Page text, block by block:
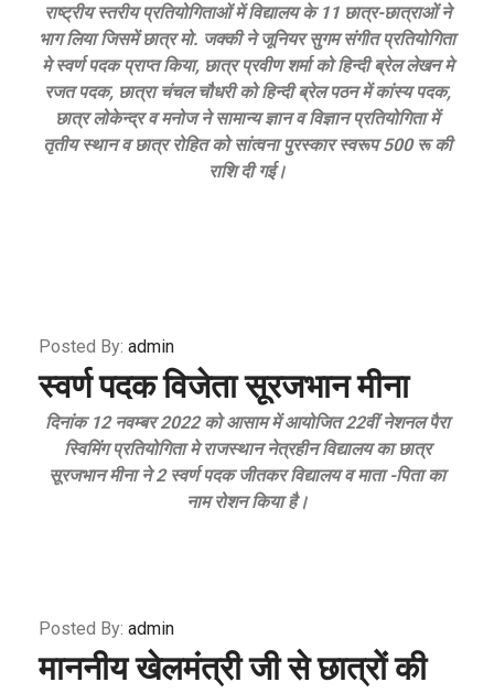
राष्ट्रीय स्तरीय प्रतियोगिताओं में विद्यालय के 11 छात्र-छात्राओं ने
भाग लिया जिसमें छात्र मो. जक्की ने जूनियर सुगम संगीत प्रतियोगिता
मे स्वर्ण पदक प्राप्त किया, छात्र प्रवीण शर्मा को हिन्दी ब्रेल लेखन मे
रजत पदक, छात्रा चंचल चौधरी को हिन्दी ब्रेल पठन में कांस्य पदक,
छात्र लोकेन्द्र व मनोज ने सामान्य ज्ञान व विज्ञान प्रतियोगिता में
तृतीय स्थान व छात्र रोहित को सांत्वना पुरस्कार स्वरूप 500 रू की
राशि दी गई।
Posted By: admin
स्वर्ण पदक विजेता सूरजभान मीना
दिनांक 12 नवम्बर 2022 को आसाम में आयोजित 22वीं नेशनल पैरा
स्विमिंग प्रतियोगिता मे राजस्थान नेत्रहीन विद्यालय का छात्र
सूरजभान मीना ने 2 स्वर्ण पदक जीतकर विद्यालय व माता -पिता का
नाम रोशन किया है।
Posted By: admin
माननीय खेलमंत्री जी से छात्रों की